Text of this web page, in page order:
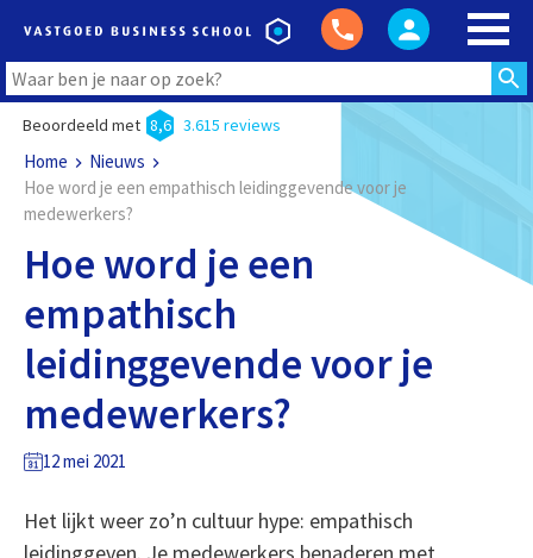
Beoordeeld met 8,6 3.615 reviews
Home
Nieuws
Hoe word je een empathisch leidinggevende voor je
medewerkers?
Hoe word je een
empathisch
leidinggevende voor je
medewerkers?
12 mei 2021
Het lijkt weer zo’n cultuur hype: empathisch